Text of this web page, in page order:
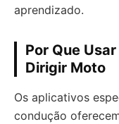
aprendizado.
Por Que
Dirigir Moto
Os aplicativos
condução